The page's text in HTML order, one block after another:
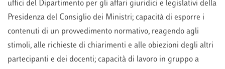
uffici del Dipartimento per gli affari giuridici e legislativi della
Presidenza del Consiglio dei Ministri; capacità di esporre i
contenuti di un provvedimento normativo, reagendo agli
stimoli, alle richieste di chiarimenti e alle obiezioni degli altri
partecipanti e dei docenti; capacità di lavoro in gruppo a